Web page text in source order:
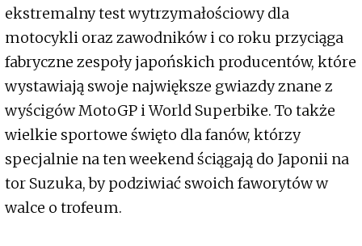
ekstremalny test wytrzymałościowy dla
motocykli oraz zawodników i co roku przyciąga
fabryczne zespoły japońskich producentów, które
wystawiają swoje największe gwiazdy znane z
wyścigów MotoGP i World Superbike. To także
wielkie sportowe święto dla fanów, którzy
specjalnie na ten weekend ściągają do Japonii na
tor Suzuka, by podziwiać swoich faworytów w
walce o trofeum.